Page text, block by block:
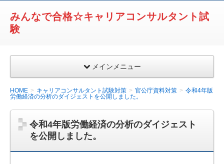
みんなで合格☆キャリアコンサルタント試
験
メインメニュー
HOME キャリアコンサルタント試験対策 官公庁資料対策
令和4年版
労働経済の分析のダイジェストを公開しました。
令和4年版労働経済の分析のダイジェスト
を公開しました。